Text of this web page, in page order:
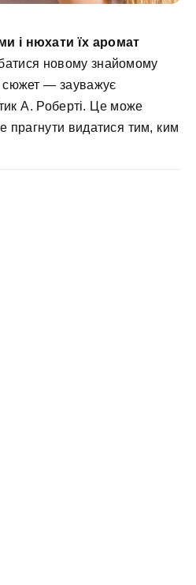
і нюхати їх аромат
новому знайомому
сюжет — зауважує
А. Роберті. Це може
прагнути видатися тим, ким